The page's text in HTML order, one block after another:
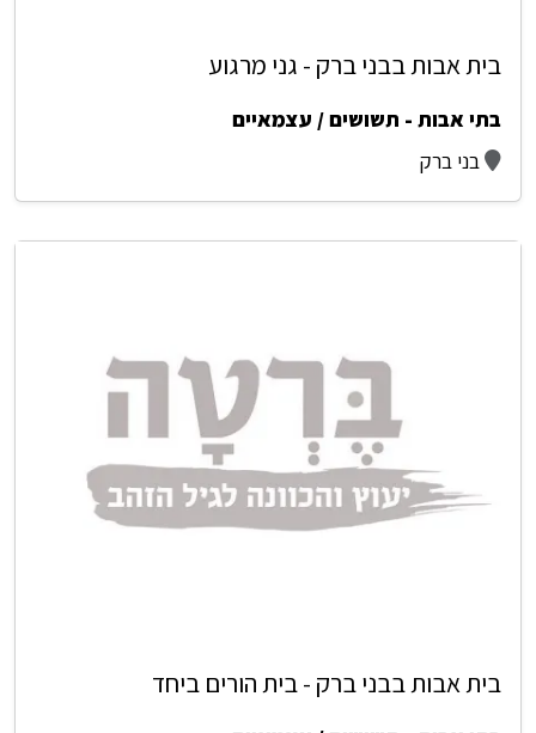
בית אבות בבני ברק - גני מרגוע
בתי אבות - תשושים / עצמאיים
בני ברק
בית אבות בבני ברק - בית הורים ביחד